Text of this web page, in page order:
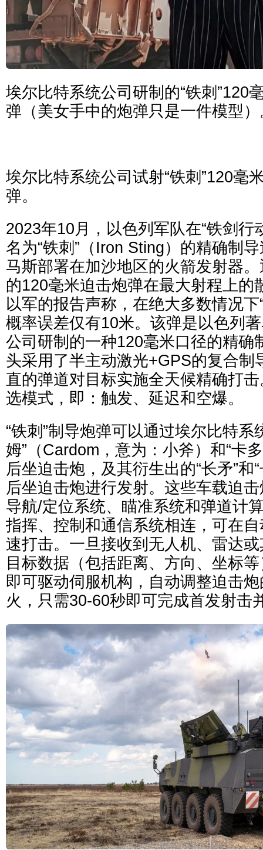
埃尔比特系统公司研制的“铁刺”120
弹（美女手中的炮弹只是一件模型）
埃尔比特系统公司试射“铁刺”120毫
弹。
2023年10月，以色列军队在“铁剑行
名为“铁刺”（Iron Sting）的精确制
马斯部署在加沙地区的火箭发射器
的120毫米迫击炮弹在最大射程上的
以军的报告声称，在绝大多数情况下
概率误差仅有10米。该弹是以色列
公司研制的一种120毫米口径的精确
头采用了半主动激光+GPS的复合制
直的弹道对目标实施全天候精确打
选模式，即：触发、延迟和空爆。
“铁刺”制导炮弹可以通过埃尔比特系
姆”（Cardom，意为：小斧）和“卡
后坐迫击炮，及其衍生出的“长矛”和
后坐迫击炮进行发射。这些车载迫
导航/定位系统、瞄准系统和弹道计
指挥、控制和通信系统相连，可在
速打击。一旦接收到无人机、雷达
目标数据（包括距离、方向、坐标
即可驱动伺服机构，自动调整迫击
火，只需30-60秒即可完成首发射击